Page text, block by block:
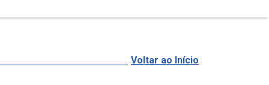
Voltar ao Início